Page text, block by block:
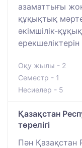
азаматтығы
құқықтық
әкімшілік-
Оқу жылы - 2
Семестр - 1
Несиелер - 5
Қазақстан
төрелігі
Пән Қазақстан